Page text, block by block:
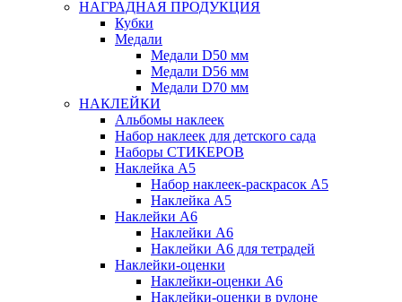
НАГРАДНАЯ ПРОДУКЦИЯ
Кубки
Медали
Медали D50 мм
Медали D56 мм
Медали D70 мм
НАКЛЕЙКИ
Альбомы наклеек
Набор наклеек для детского сада
Наборы СТИКЕРОВ
Наклейка А5
Набор наклеек-раскрасок А5
Наклейка А5
Наклейки А6
Наклейки А6
Наклейки А6 для тетрадей
Наклейки-оценки
Наклейки-оценки А6
Наклейки-оценки в рулоне